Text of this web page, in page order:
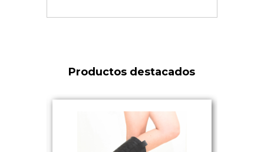
Productos destacados